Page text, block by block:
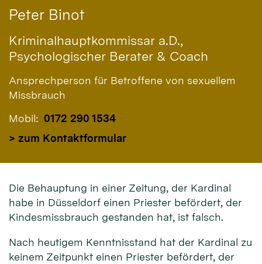
Peter Binot
Kriminalhauptkommissar a.D.,
Psychologischer Berater & Coach
Ansprechperson für Betroffene von sexuellem
Missbrauch
Mobil: 0172 290 1534
> zum Kontaktformular
Die Behauptung in einer Zeitung, der Kardinal
habe in Düsseldorf einen Priester befördert, der
Kindesmissbrauch gestanden hat, ist falsch.
Nach heutigem Kenntnisstand hat der Kardinal zu
keinem Zeitpunkt einen Priester befördert, der